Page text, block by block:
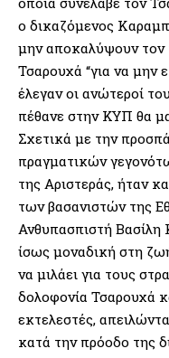
ο δικαζόμενος
μην αποκαλύψουν τον
Τσαρουχά “για να μην
έλεγαν οι ανώτεροί
πέθανε στην ΚΥΠ θα
Σχετικά με την
πραγματικών
της Αριστεράς, ήταν
των βασανιστών της
Ανθυπασπιστή Βασίλη
ίσως μοναδική στη ζωή
να μιλάει για τους
δολοφονία Τσαρουχά
εκτελεστές,
κατά την πρόοδο της